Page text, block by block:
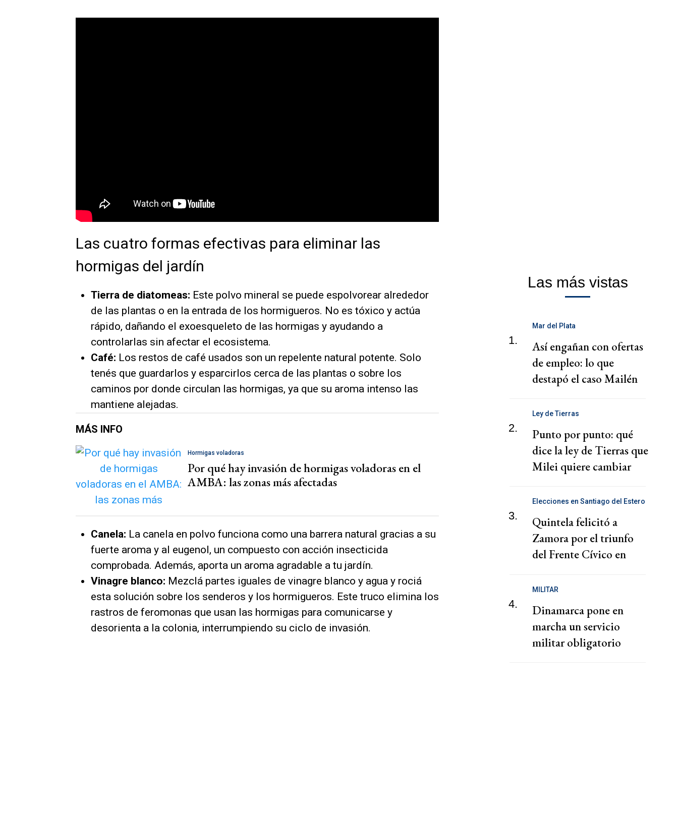
Las cuatro formas efectivas para eliminar las
hormigas del jardín
Tierra de diatomeas: Este polvo mineral se puede espolvorear alrededor
de las plantas o en la entrada de los hormigueros. No es tóxico y actúa
rápido, dañando el exoesqueleto de las hormigas y ayudando a
controlarlas sin afectar el ecosistema.
Café: Los restos de café usados son un repelente natural potente. Solo
tenés que guardarlos y esparcirlos cerca de las plantas o sobre los
caminos por donde circulan las hormigas, ya que su aroma intenso las
mantiene alejadas.
MÁS INFO
Hormigas voladoras
Por qué hay invasión de hormigas voladoras en el
AMBA: las zonas más afectadas
Canela: La canela en polvo funciona como una barrera natural gracias a su
fuerte aroma y al eugenol, un compuesto con acción insecticida
comprobada. Además, aporta un aroma agradable a tu jardín.
Vinagre blanco: Mezclá partes iguales de vinagre blanco y agua y rociá
esta solución sobre los senderos y los hormigueros. Este truco elimina los
rastros de feromonas que usan las hormigas para comunicarse y
desorienta a la colonia, interrumpiendo su ciclo de invasión.
Las más vistas
1.
Mar del Plata
Así engañan con ofertas
de empleo: lo que
destapó el caso Mailén
2.
Ley de Tierras
Punto por punto: qué
dice la ley de Tierras que
Milei quiere cambiar
3.
Elecciones en Santiago del Estero
Quintela felicitó a
Zamora por el triunfo
del Frente Cívico en
4.
MILITAR
Dinamarca pone en
marcha un servicio
militar obligatorio